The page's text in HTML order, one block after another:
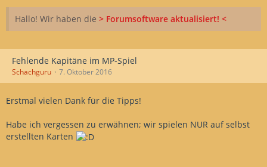
Hallo! Wir haben die > Forumsoftware aktualisiert! <
Fehlende Kapitäne im MP-Spiel
Schachguru 7. Oktober 2016
Erstmal vielen Dank für die Tipps!
Habe ich vergessen zu erwähnen; wir spielen NUR auf selbst
erstellten Karten